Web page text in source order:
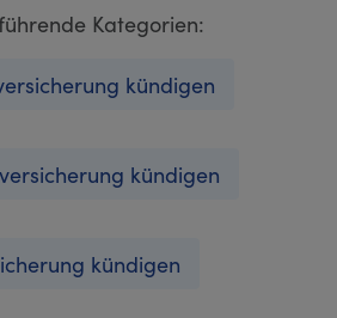
Kategorien:
kündigen
kündigen
kündigen